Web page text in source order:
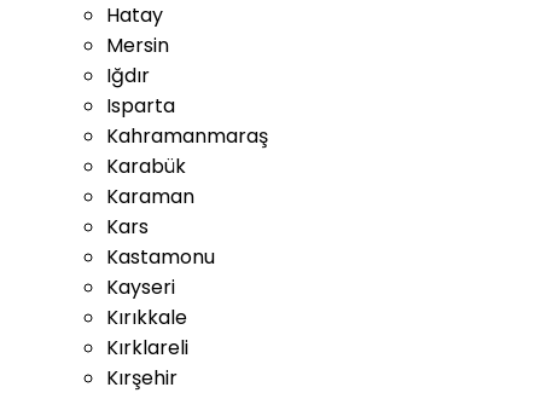
Hatay
Mersin
Iğdır
Isparta
Kahramanmaraş
Karabük
Karaman
Kars
Kastamonu
Kayseri
Kırıkkale
Kırklareli
Kırşehir